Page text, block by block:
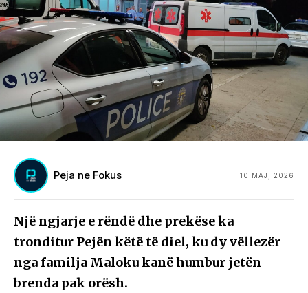
Peja ne Fokus 10 MAJ, 2026
Një ngjarje e rëndë dhe prekëse ka
tronditur Pejën këtë të diel, ku dy vëllezër
nga familja Maloku kanë humbur jetën
brenda pak orësh.